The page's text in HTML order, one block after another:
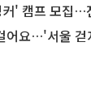
' 캠프 모집…
서울 걷자 페스